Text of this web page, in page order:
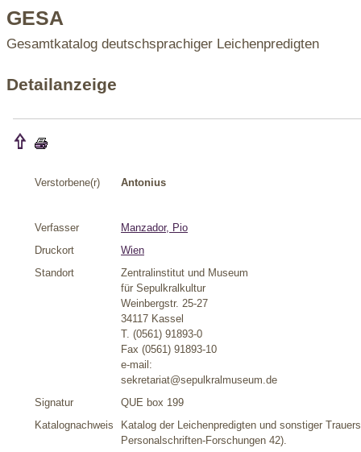
GESA
Gesamtkatalog deutschsprachiger Leichenpredigten
Detailanzeige
Verstorbene(r) Antonius
Verfasser
Manzador, Pio
Druckort
Wien
Standort
Zentralinstitut und Museum
für Sepulkralkultur
Weinbergstr. 25-27
34117 Kassel
T. (0561) 91893-0
Fax (0561) 91893-10
e-mail:
sekretariat@sepulkralmuseum.de
Signatur
QUE box 199
Katalognachweis
Katalog der Leichenpredigten und sonstiger
Personalschriften-Forschungen 42).